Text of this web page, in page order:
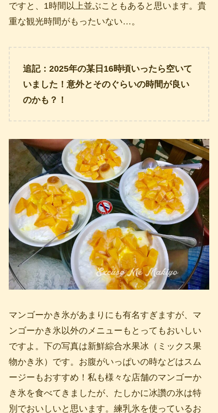
ですと、1時間以上並ぶこともあると思います。貴
重な観光時間がもったいない…。
追記：2025年の某日16時頃いったら空いて
いました！意外とそのぐらいの時間が良い
のかも？！
マンゴーかき氷があまりにも有名すぎますが、マ
ンゴーかき氷以外のメニューもとってもおいしい
ですよ。下の写真は新鮮綜合水果冰（ミックス果
物かき氷）です。お腹がいっぱいの時などはスム
ージーもおすすめ！私も様々な店舗のマンゴーか
き氷を食べてきましたが、たしかに冰讚の氷は特
別でおいしいと思います。練乳氷を使っているお